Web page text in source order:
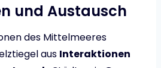
und Austausch
des Mittelmeeres
aus Interaktionen